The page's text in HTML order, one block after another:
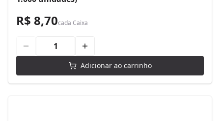
R$ 8,70cada Caixa
Adicionar ao carrinho